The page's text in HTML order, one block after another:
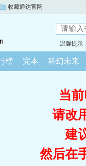
收藏通达官网
温馨提示
榜 完本 科幻未来
当
请改
建
然后在